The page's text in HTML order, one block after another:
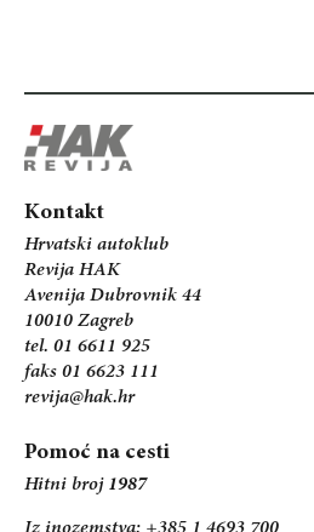
Kontakt
Hrvatski autoklub
Revija HAK
Avenija Dubrovnik 44
10010 Zagreb
tel. 01 6611 925
faks 01 6623 111
revija@hak.hr
Pomoć na cesti
Hitni broj 1987